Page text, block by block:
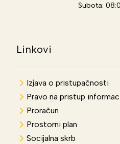
Subota:
Linkovi
Izjava o pristupačnosti
Pravo na pristup
Proračun
Prostorni plan
Socijalna skrb